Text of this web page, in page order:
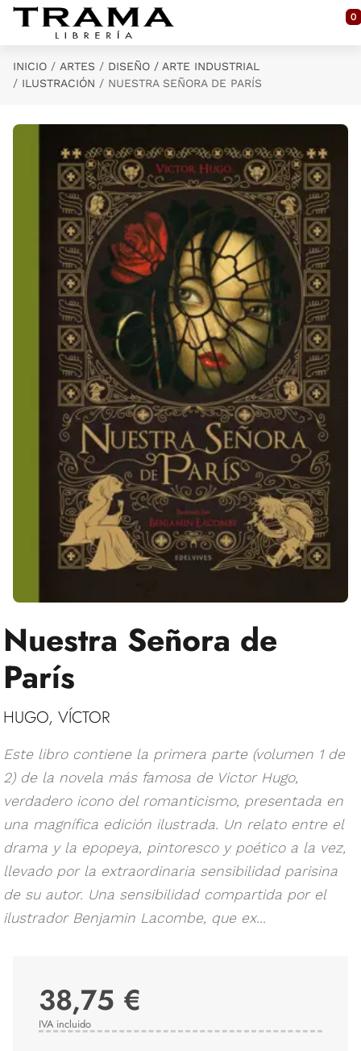
Saltar al contenido principal
0
INICIO ARTES
DISEÑO / ARTE INDUSTRIAL
ILUSTRACIÓN
NUESTRA SEÑORA DE PARÍS
Nuestra Señora de
París
HUGO, VÍCTOR
Este libro contiene la primera parte (volumen 1 de
2) de la novela más famosa de Victor Hugo,
verdadero icono del romanticismo, presentada en
una magnífica edición ilustrada. Un relato entre el
drama y la epopeya, pintoresco y poético a la vez,
llevado por la extraordinaria sensibilidad parisina
de su autor. Una sensibilidad compartida por el
ilustrador Benjamin Lacombe, que ex...
38,75 €
IVA incluido